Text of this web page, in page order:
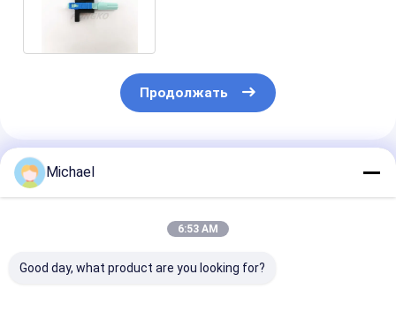
Продолжать
Порекомендованные Продукты
Michael
6:53 AM
Good day, what product are you looking for?